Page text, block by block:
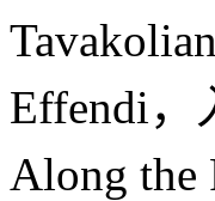
Effendi，
Along the